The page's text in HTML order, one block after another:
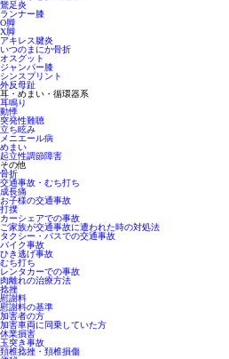
鵞足炎
ランナー膝
O脚
X脚
アキレス腱炎
いつのまにか骨折
オスグット
ジャンパー膝
シンスプリント
外反母趾
耳・めまい・循環器系
耳鳴り
動悸
突発性難聴
立ち眩み
メニエール病
めまい
起立性調節障害
その他
骨折
交通事故・むち打ち
成長痛
お子様の交通事故
打撲
カーシェアでの事故
ご家族が交通事故に遭われた時の対処法
タクシー・バスでの交通事故
バイク事故
ひき逃げ事故
むち打ち
レンタカーでの事故
肉離れの治療方法
捻挫
慰謝料
慰謝料の基準
加害者の方
加害車両に同乗していた方
休業損害
玉突き事故
頚椎捻挫・頚椎損傷